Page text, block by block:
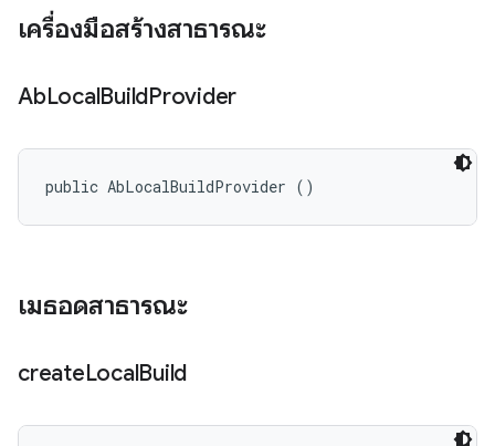
เครื่องมือสร้างสาธารณะ
AbLocalBuildProvider
public AbLocalBuildProvider ()
เมธอดสาธารณะ
createLocalBuild